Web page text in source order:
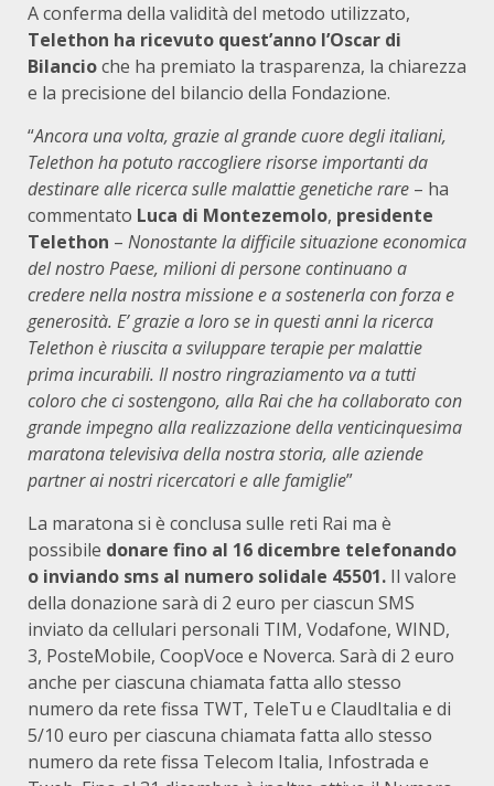
A conferma della validità del metodo utilizzato,
Telethon ha ricevuto quest’anno l’Oscar di
Bilancioche ha premiato la trasparenza, la chiarezza
e la precisione del bilancio della Fondazione.
“Ancora una volta, grazie al grande cuore degli italiani,
Telethon ha potuto raccogliere risorse importanti da
destinare alle ricerca sulle malattie genetiche rare – ha
commentato Luca di Montezemolo, presidente
Telethon – Nonostante la difficile situazione economica
del nostro Paese, milioni di persone continuano a
credere nella nostra missione e a sostenerla con forza e
generosità. E’ grazie a loro se in questi anni la ricerca
Telethon è riuscita a sviluppare terapie per malattie
prima incurabili. Il nostro ringraziamento va a tutti
coloro che ci sostengono, alla Rai che ha collaborato con
grande impegno alla realizzazione della venticinquesima
maratona televisiva della nostra storia, alle aziende
partner ai nostri ricercatori e alle famiglie”
La maratona si è conclusa sulle reti Rai ma è
possibile donare fino al 16 dicembre telefonando
o inviando sms al numero solidale 45501. Il valore
della donazione sarà di 2 euro per ciascun SMS
inviato da cellulari personali TIM, Vodafone, WIND,
3, PosteMobile, CoopVoce e Noverca. Sarà di 2 euro
anche per ciascuna chiamata fatta allo stesso
numero da rete fissa TWT, TeleTu e ClaudItalia e di
5/10 euro per ciascuna chiamata fatta allo stesso
numero da rete fissa Telecom Italia, Infostrada e